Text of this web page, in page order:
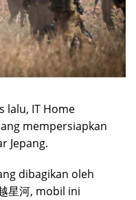
lalu, IT Home
mempersiapkan
Jepang.
dibagikan oleh
星河, mobil ini